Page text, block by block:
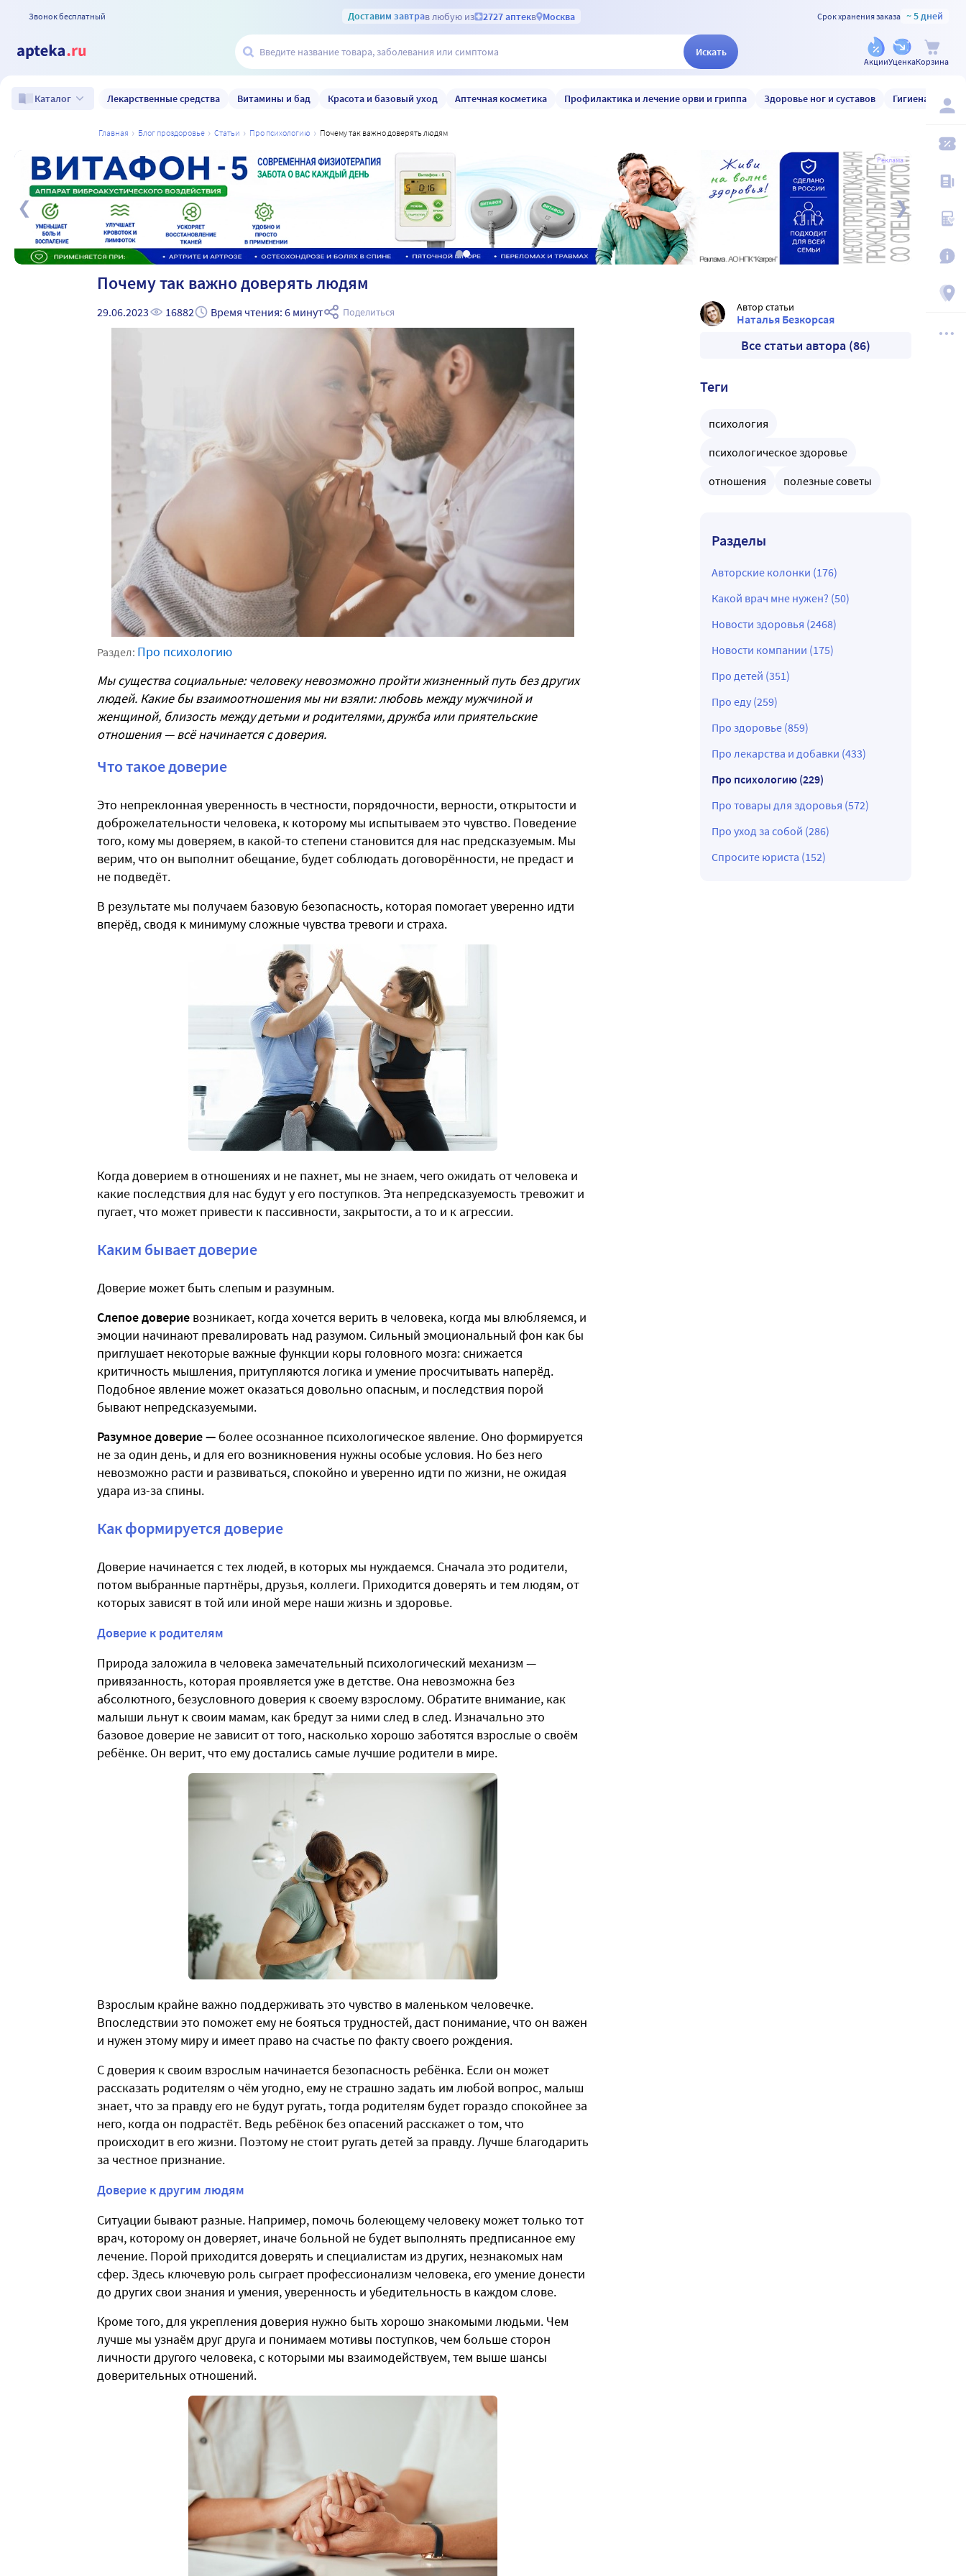
Звонок бесплатный Доставим завтрав любую из 2727 аптекв Москва Срок хранения заказа ~ 5 дней
Искать
АкцииУценкаКорзина
Каталог Лекарственные средства Витамины и бад Красота и базовый уход Аптечная косметика Профилактика и лечение орви и гриппа Здоровье ног и суставов Гигиена и уход
главная блог проздоровье статьи про психологию почему так важно доверять людям
Реклама
Почему так важно доверять людям
29.06.2023 16882 Время чтения: 6 минут Поделиться
Раздел: Про психологию
Мы существа социальные: человеку невозможно пройти жизненный путь без других
людей. Какие бы взаимоотношения мы ни взяли: любовь между мужчиной и
женщиной, близость между детьми и родителями, дружба или приятельские
отношения — всё начинается с доверия.
Что такое доверие
Это непреклонная уверенность в честности, порядочности, верности, открытости и
доброжелательности человека, к которому мы испытываем это чувство. Поведение
того, кому мы доверяем, в какой-то степени становится для нас предсказуемым. Мы
верим, что он выполнит обещание, будет соблюдать договорённости, не предаст и
не подведёт.
В результате мы получаем базовую безопасность, которая помогает уверенно идти
вперёд, сводя к минимуму сложные чувства тревоги и страха.
Когда доверием в отношениях и не пахнет, мы не знаем, чего ожидать от человека и
какие последствия для нас будут у его поступков. Эта непредсказуемость тревожит и
пугает, что может привести к пассивности, закрытости, а то и к агрессии.
Каким бывает доверие
Доверие может быть слепым и разумным.
Слепое доверие возникает, когда хочется верить в человека, когда мы влюбляемся, и
эмоции начинают превалировать над разумом. Сильный эмоциональный фон как бы
приглушает некоторые важные функции коры головного мозга: снижается
критичность мышления, притупляются логика и умение просчитывать наперёд.
Подобное явление может оказаться довольно опасным, и последствия порой
бывают непредсказуемыми.
Разумное доверие — более осознанное психологическое явление. Оно формируется
не за один день, и для его возникновения нужны особые условия. Но без него
невозможно расти и развиваться, спокойно и уверенно идти по жизни, не ожидая
удара из-за спины.
Как формируется доверие
Доверие начинается с тех людей, в которых мы нуждаемся. Сначала это родители,
потом выбранные партнёры, друзья, коллеги. Приходится доверять и тем людям, от
которых зависят в той или иной мере наши жизнь и здоровье.
Доверие к родителям
Природа заложила в человека замечательный психологический механизм —
привязанность, которая проявляется уже в детстве. Она невозможна без
абсолютного, безусловного доверия к своему взрослому. Обратите внимание, как
малыши льнут к своим мамам, как бредут за ними след в след. Изначально это
базовое доверие не зависит от того, насколько хорошо заботятся взрослые о своём
ребёнке. Он верит, что ему достались самые лучшие родители в мире.
Взрослым крайне важно поддерживать это чувство в маленьком человечке.
Впоследствии это поможет ему не бояться трудностей, даст понимание, что он важен
и нужен этому миру и имеет право на счастье по факту своего рождения.
С доверия к своим взрослым начинается безопасность ребёнка. Если он может
рассказать родителям о чём угодно, ему не страшно задать им любой вопрос, малыш
знает, что за правду его не будут ругать, тогда родителям будет гораздо спокойнее за
него, когда он подрастёт. Ведь ребёнок без опасений расскажет о том, что
происходит в его жизни. Поэтому не стоит ругать детей за правду. Лучше благодарить
за честное признание.
Доверие к другим людям
Ситуации бывают разные. Например, помочь болеющему человеку может только тот
врач, которому он доверяет, иначе больной не будет выполнять предписанное ему
лечение. Порой приходится доверять и специалистам из других, незнакомых нам
сфер. Здесь ключевую роль сыграет профессионализм человека, его умение донести
до других свои знания и умения, уверенность и убедительность в каждом слове.
Кроме того, для укрепления доверия нужно быть хорошо знакомыми людьми. Чем
лучше мы узнаём друг друга и понимаем мотивы поступков, чем больше сторон
личности другого человека, с которыми мы взаимодействуем, тем выше шансы
доверительных отношений.
Автор статьи
Наталья Безкорсая
Все статьи автора (86)
Теги
психология
психологическое здоровье
отношения
полезные советы
Разделы
Авторские колонки (176)
Какой врач мне нужен? (50)
Новости здоровья (2468)
Новости компании (175)
Про детей (351)
Про еду (259)
Про здоровье (859)
Про лекарства и добавки (433)
Про психологию (229)
Про товары для здоровья (572)
Про уход за собой (286)
Спросите юриста (152)